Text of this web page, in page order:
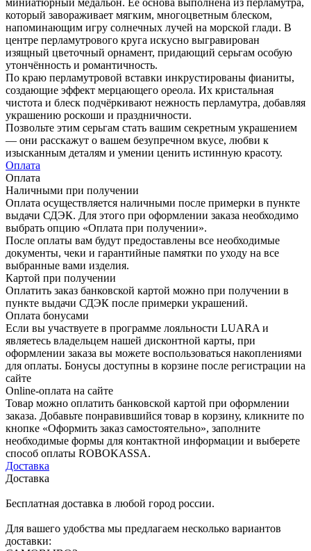
который завораживает мягким, многоцветным блеском,
напоминающим игру солнечных лучей на морской глади. В
центре перламутрового круга искусно выгравирован
изящный цветочный орнамент, придающий серьгам особую
утончённость и романтичность.
По краю перламутровой вставки инкрустированы фианиты,
создающие эффект мерцающего ореола. Их кристальная
чистота и блеск подчёркивают нежность перламутра, добавляя
украшению роскоши и праздничности.
Позвольте этим серьгам стать вашим секретным украшением
— они расскажут о вашем безупречном вкусе, любви к
изысканным деталям и умении ценить истинную красоту.
Оплата
Оплата
Наличными при получении
Оплата осуществляется наличными после примерки в пункте
выдачи СДЭК. Для этого при оформлении заказа необходимо
выбрать опцию «Оплата при получении».
После оплаты вам будут предоставлены все необходимые
документы, чеки и гарантийные памятки по уходу на все
выбранные вами изделия.
Картой при получении
Оплатить заказ банковской картой можно при получении в
пункте выдачи СДЭК после примерки украшений.
Оплата бонусами
Если вы участвуете в программе лояльности LUARA и
являетесь владельцем нашей дисконтной карты, при
оформлении заказа вы можете воспользоваться накоплениями
для оплаты. Бонусы доступны в корзине после регистрации на
сайте
Online-оплата на сайте
Товар можно оплатить банковской картой при оформлении
заказа. Добавьте понравившийся товар в корзину, кликните по
кнопке «Оформить заказ самостоятельно», заполните
необходимые формы для контактной информации и выберете
способ оплаты ROBOKASSA.
Доставка
Доставка
Бесплатная доставка в любой город россии.
Для вашего удобства мы предлагаем несколько вариантов
доставки: